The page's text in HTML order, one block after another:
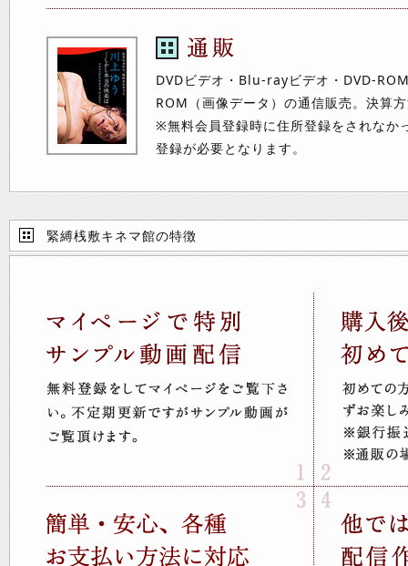
DVDビデオ・Blu-rayビデオ・DVD-
ROM（画像データ）の通信販売。決算
※無料会員登録時に住所登録をされなか
登録が必要となります。
緊縛桟敷キネマ館の特徴